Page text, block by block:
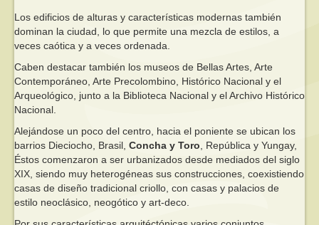
Los edificios de alturas y características modernas también
dominan la ciudad, lo que permite una mezcla de estilos, a
veces caótica y a veces ordenada.
Caben destacar también los museos de Bellas Artes, Arte
Contemporáneo, Arte Precolombino, Histórico Nacional y el
Arqueológico, junto a la Biblioteca Nacional y el Archivo Histórico
Nacional.
Alejándose un poco del centro, hacia el poniente se ubican los
barrios Dieciocho, Brasil, Concha y Toro, República y Yungay,
Éstos comenzaron a ser urbanizados desde mediados del siglo
XIX, siendo muy heterogéneas sus construcciones, coexistiendo
casas de diseño tradicional criollo, con casas y palacios de
estilo neoclásico, neogótico y art-deco.